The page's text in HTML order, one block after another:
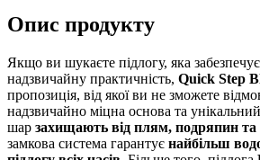
Опис продукту
Якщо ви шукаєте підлогу, яка
надзвичайну практичність, Quick Step
пропозиція, від якої ви не зможете
надзвичайно міцна основа та
шар захищають від плям, подряпин та
замкова система гарантує найбільш